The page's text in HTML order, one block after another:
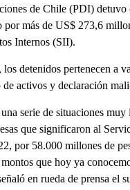
de Chile (PDI) detuvo
por más de US$ 273,6
Internos (SII).
detenidos pertenecen a
activos y declaración
serie de situaciones
que significaron al
por 58.000 millones de
que hoy ya
en rueda de prensa